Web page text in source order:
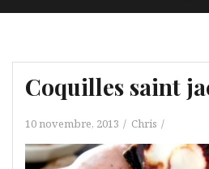
Coquilles saint
10 novembre, 2013 Chris